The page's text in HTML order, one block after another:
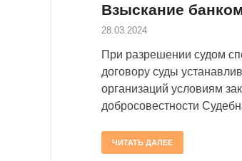
Взыскание
28.03.2024
При разрешении судом
договору суды
организаций условиям
добросовестности
ЧИТАТЬ ДАЛЕЕ